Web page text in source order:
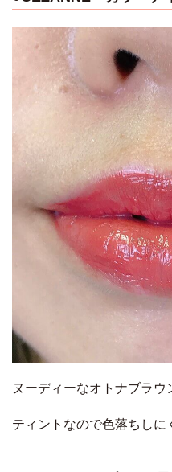
ヌーディーなオトナブラ
ティントなので色落ちしに